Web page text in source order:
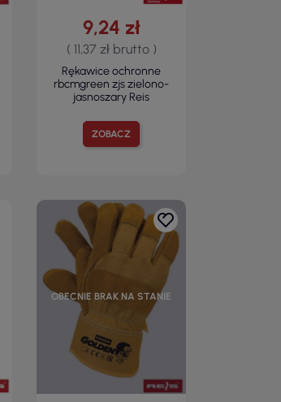
ZOBACZ
9,24 zł
( 11,37 zł brutto )
Rękawice ochronne
rbcmgreen zjs zielono-
jasnoszary Reis
OBECNIE BRAK NA STANIE